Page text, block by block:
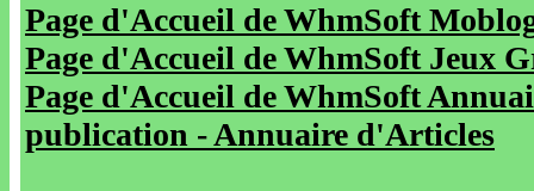
Page d'Accueil de WhmSoft
Page d'Accueil de WhmSoft Jeux
Page d'Accueil de WhmSoft
publication - Annuaire d'Articles